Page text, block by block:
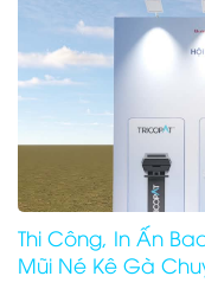
Thi Công, In Ấn
Mũi Né Kê Gà